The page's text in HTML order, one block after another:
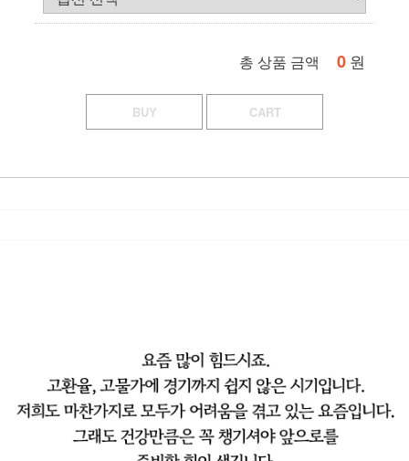
총 상품 금액 0 원
BUY CART